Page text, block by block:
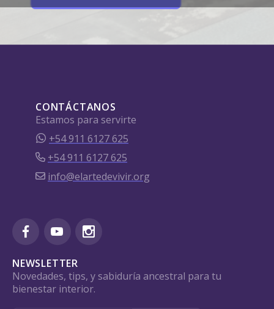
CONTÁCTANOS
Estamos para servirte
+54 911 6127 625
+54 911 6127 625
info@elartedevivir.org
NEWSLETTER
Novedades, tips, y sabiduría ancestral para tu
bienestar interior.